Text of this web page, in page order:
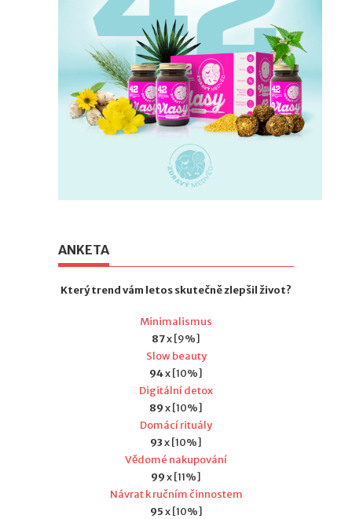
ANKETA
Který trend vám letos skutečně zlepšil život?
Minimalismus
87x [9%]
Slow beauty
94x [10%]
Digitální detox
89x [10%]
Domácí rituály
93x [10%]
Vědomé nakupování
99x [11%]
Návrat k ručním činnostem
95x [10%]